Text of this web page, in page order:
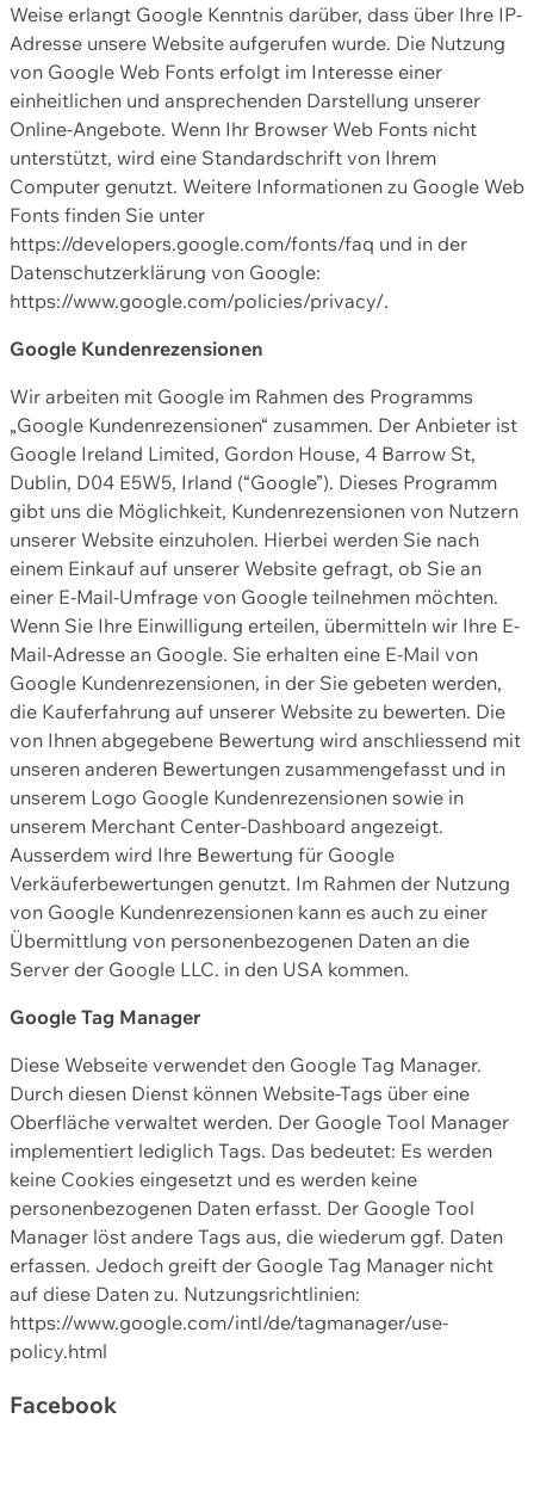
Weise erlangt Google Kenntnis darüber, dass über Ihre IP-
Adresse unsere Website aufgerufen wurde. Die Nutzung
von Google Web Fonts erfolgt im Interesse einer
einheitlichen und ansprechenden Darstellung unserer
Online-Angebote. Wenn Ihr Browser Web Fonts nicht
unterstützt, wird eine Standardschrift von Ihrem
Computer genutzt. Weitere Informationen zu Google Web
Fonts finden Sie unter
https://developers.google.com/fonts/faq und in der
Datenschutzerklärung von Google:
https://www.google.com/policies/privacy/.
Google Kundenrezensionen
Wir arbeiten mit Google im Rahmen des Programms
„Google Kundenrezensionen“ zusammen. Der Anbieter ist
Google Ireland Limited, Gordon House, 4 Barrow St,
Dublin, D04 E5W5, Irland (“Google”). Dieses Programm
gibt uns die Möglichkeit, Kundenrezensionen von Nutzern
unserer Website einzuholen. Hierbei werden Sie nach
einem Einkauf auf unserer Website gefragt, ob Sie an
einer E-Mail-Umfrage von Google teilnehmen möchten.
Wenn Sie Ihre Einwilligung erteilen, übermitteln wir Ihre E-
Mail-Adresse an Google. Sie erhalten eine E-Mail von
Google Kundenrezensionen, in der Sie gebeten werden,
die Kauferfahrung auf unserer Website zu bewerten. Die
von Ihnen abgegebene Bewertung wird anschliessend mit
unseren anderen Bewertungen zusammengefasst und in
unserem Logo Google Kundenrezensionen sowie in
unserem Merchant Center-Dashboard angezeigt.
Ausserdem wird Ihre Bewertung für Google
Verkäuferbewertungen genutzt. Im Rahmen der Nutzung
von Google Kundenrezensionen kann es auch zu einer
Übermittlung von personenbezogenen Daten an die
Server der Google LLC. in den USA kommen.
Google Tag Manager
Diese Webseite verwendet den Google Tag Manager.
Durch diesen Dienst können Website-Tags über eine
Oberfläche verwaltet werden. Der Google Tool Manager
implementiert lediglich Tags. Das bedeutet: Es werden
keine Cookies eingesetzt und es werden keine
personenbezogenen Daten erfasst. Der Google Tool
Manager löst andere Tags aus, die wiederum ggf. Daten
erfassen. Jedoch greift der Google Tag Manager nicht
auf diese Daten zu. Nutzungsrichtlinien:
https://www.google.com/intl/de/tagmanager/use-
policy.html
Facebook